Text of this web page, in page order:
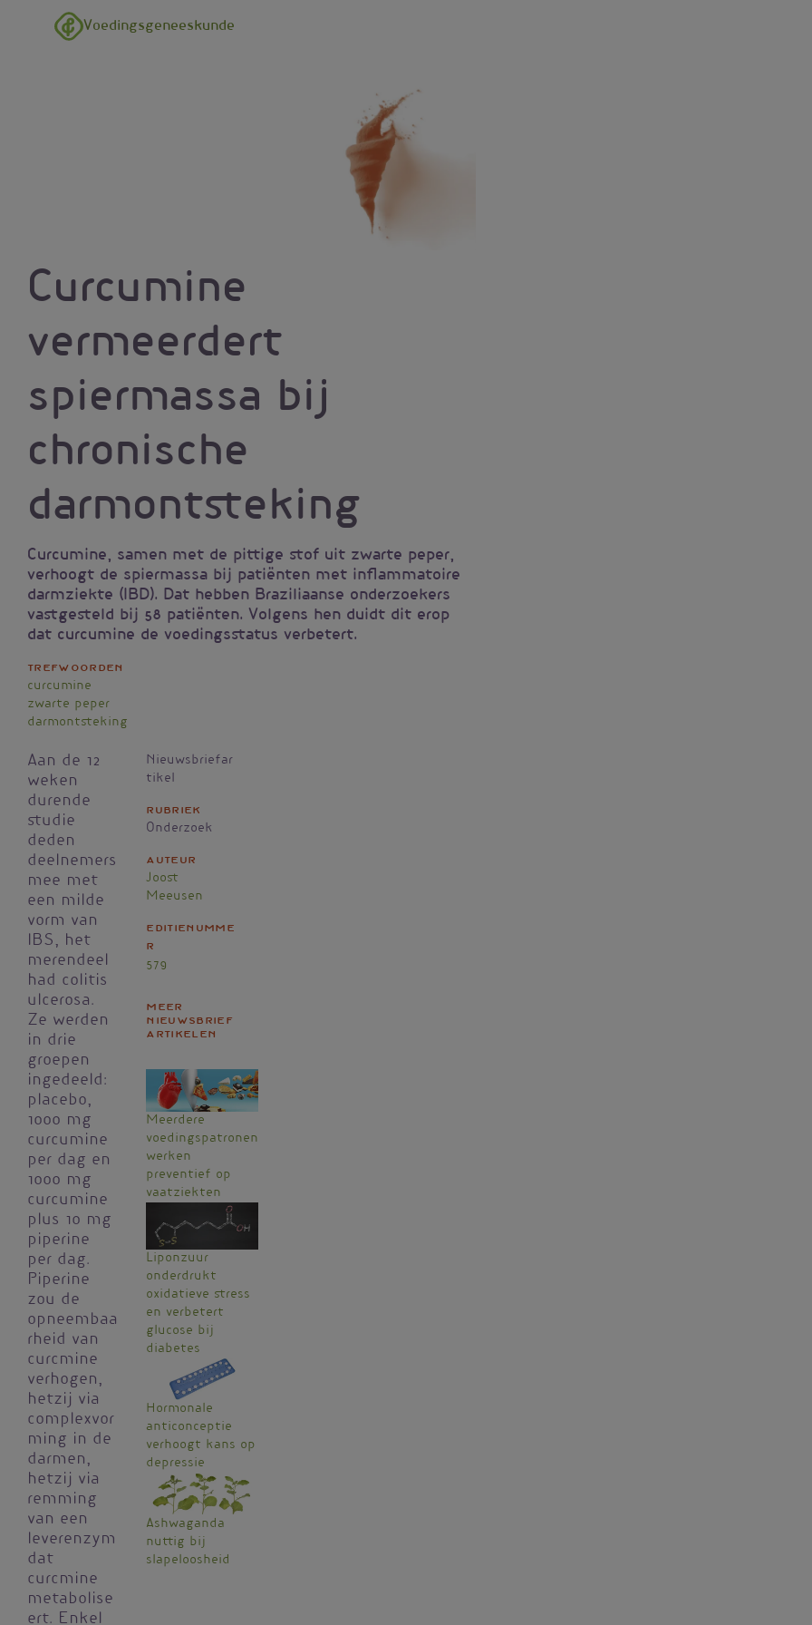
Overslaan en naar de inhoud gaan
Voedingsgeneeskunde
Curcumine
vermeerdert
spiermassa bij
chronische
darmontsteking
Curcumine, samen met de pittige stof uit zwarte peper,
verhoogt de spiermassa bij patiënten met inflammatoire
darmziekte (IBD). Dat hebben Braziliaanse onderzoekers
vastgesteld bij 58 patiënten. Volgens hen duidt dit erop
dat curcumine de voedingsstatus verbetert.
Trefwoorden
curcumine
zwarte peper
darmontsteking
Aan de 12
weken
durende
studie
deden
deelnemers
mee met
een milde
vorm van
IBS, het
merendeel
had colitis
ulcerosa.
Ze werden
in drie
groepen
ingedeeld:
placebo,
1000 mg
curcumine
per dag en
1000 mg
curcumine
plus 10 mg
piperine
per dag.
Piperine
zou de
opneembaa
rheid van
curcmine
verhogen,
hetzij via
complexvor
ming in de
darmen,
hetzij via
remming
van een
leverenzym
dat
curcmine
metabolise
ert. Enkel
Nieuwsbriefar
tikel
Rubriek
Onderzoek
Auteur
Joost
Meeusen
Editienumme
r
579
Meer
nieuwsbrief
artikelen
Meerdere
voedingspatronen
werken
preventief op
vaatziekten
Liponzuur
onderdrukt
oxidatieve stress
en verbetert
glucose bij
diabetes
Hormonale
anticonceptie
verhoogt kans op
depressie
Ashwaganda
nuttig bij
slapeloosheid